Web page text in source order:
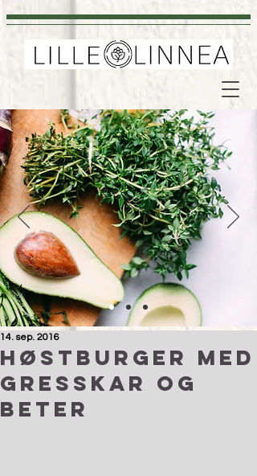
Høstburger med
gresskar og
beter
14. sep. 2016